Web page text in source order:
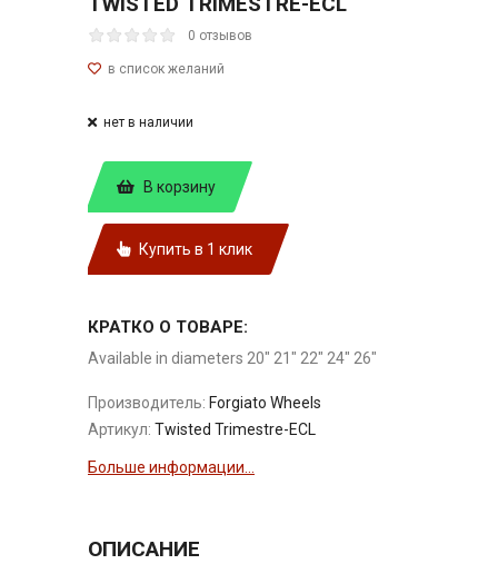
0 отзывов
нет в наличии
В корзину
Купить в 1 клик
КРАТКО О ТОВАРЕ:
Available in diameters 20" 21" 22" 24" 26"
Производитель: Forgiato Wheels
Артикул: Twisted Trimestre-ECL
Больше информации...
ОПИСАНИЕ